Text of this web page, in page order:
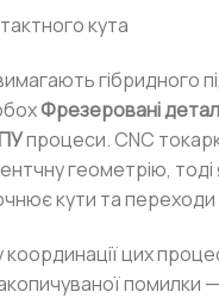
кута
гібридного
Фрезеровані
процеси. CNC
геометрію, тоді
кути та
координації цих
помилки